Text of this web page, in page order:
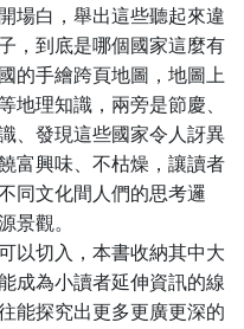
場白，舉出這些聽起來違
，到底是哪個國家這麼有
的手繪跨頁地圖，地圖上
地理知識，兩旁是節慶、
、發現這些國家令人訝異
富興味、不枯燥，讓讀者
同文化間人們的思考邏
景觀。
以切入，本書收納其中大
成為小讀者延伸資訊的線
能探究出更多更廣更深的